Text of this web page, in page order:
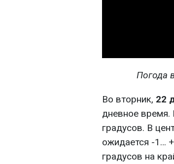
Погода
Во вторник, 22
дневное
градусов. В
ожидается -1…
градусов на